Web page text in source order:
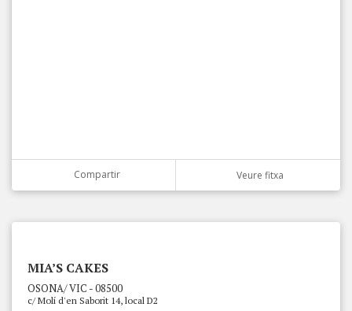
Compartir Veure fitxa
MIA’S CAKES
OSONA/ VIC - 08500
c/ Molí d'en Saborit 14, local D2